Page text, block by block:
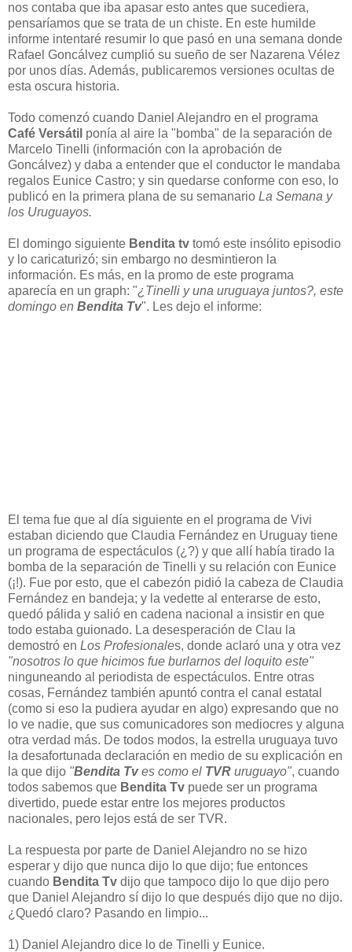
nos contaba que iba apasar esto antes que sucediera,
pensaríamos que se trata de un chiste. En este humilde
informe intentaré resumir lo que pasó en una semana donde
Rafael Goncálvez cumplió su sueño de ser Nazarena Vélez
por unos días. Además, publicaremos versiones ocultas de
esta oscura historia.
Todo comenzó cuando Daniel Alejandro en el programa
Café Versátil ponía al aire la "bomba" de la separación de
Marcelo Tinelli (información con la aprobación de
Goncálvez) y daba a entender que el conductor le mandaba
regalos Eunice Castro; y sin quedarse conforme con eso, lo
publicó en la primera plana de su semanario La Semana y
los Uruguayos.
El domingo siguiente Bendita tv tomó este insólito episodio
y lo caricaturizó; sin embargo no desmintieron la
información. Es más, en la promo de este programa
aparecía en un graph: "¿Tinelli y una uruguaya juntos?, este
domingo en Bendita Tv". Les dejo el informe:
El tema fue que al día siguiente en el programa de Vivi
estaban diciendo que Claudia Fernández en Uruguay tiene
un programa de espectáculos (¿?) y que allí había tirado la
bomba de la separación de Tinelli y su relación con Eunice
(¡!). Fue por esto, que el cabezón pidió la cabeza de Claudia
Fernández en bandeja; y la vedette al enterarse de esto,
quedó pálida y salió en cadena nacional a insistir en que
todo estaba guionado. La desesperación de Clau la
demostró en Los Profesionales, donde aclaró una y otra vez
"nosotros lo que hicimos fue burlarnos del loquito este"
ninguneando al periodista de espectáculos. Entre otras
cosas, Fernández también apuntó contra el canal estatal
(como si eso la pudiera ayudar en algo) expresando que no
lo ve nadie, que sus comunicadores son mediocres y alguna
otra verdad más. De todos modos, la estrella uruguaya tuvo
la desafortunada declaración en medio de su explicación en
la que dijo "Bendita Tves como el TVR uruguayo", cuando
todos sabemos que Bendita Tv puede ser un programa
divertido, puede estar entre los mejores productos
nacionales, pero lejos está de ser TVR.
La respuesta por parte de Daniel Alejandro no se hizo
esperar y dijo que nunca dijo lo que dijo; fue entonces
cuando Bendita Tv dijo que tampoco dijo lo que dijo pero
que Daniel Alejandro sí dijo lo que después dijo que no dijo.
¿Quedó claro? Pasando en limpio...
1) Daniel Alejandro dice lo de Tinelli y Eunice.